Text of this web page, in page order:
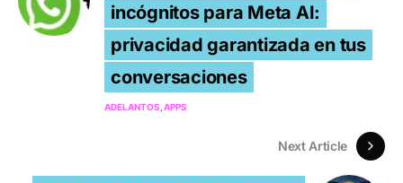
incógnitos para Meta AI:
privacidad garantizada en tus
conversaciones
ADELANTOS APPS
Next Article